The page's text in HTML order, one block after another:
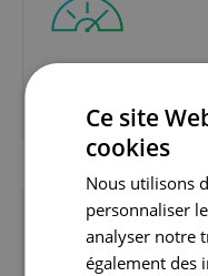
acteurs du
Ce site
cookies
Nous utilisons
personnaliser
analyser notre
également des